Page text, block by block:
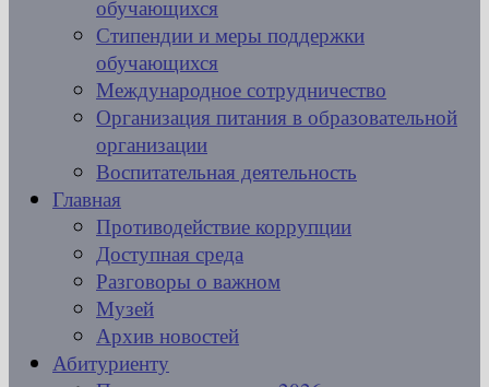
обучающихся
Стипендии и меры поддержки
обучающихся
Международное сотрудничество
Организация питания в образовательной
организации
Воспитательная деятельность
Главная
Противодействие коррупции
Доступная среда
Разговоры о важном
Музей
Архив новостей
Абитуриенту